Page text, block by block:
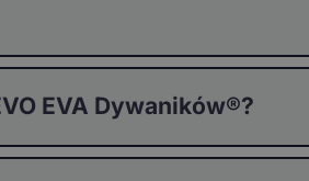
EVA Dywaników®?